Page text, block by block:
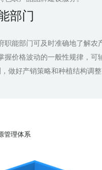
部门
职能部门可及时准确地了解农
握价格波动的一般性规律，可
做好产销策略和种植结构调
管理体系